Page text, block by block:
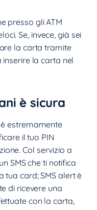
presso gli ATM
Se, invece, già sei
la carta tramite
inserire la carta nel
è sicura
estremamente
il tuo PIN
Col servizio a
SMS che ti notifica
tua card; SMS alert è
di ricevere una
con la carta,